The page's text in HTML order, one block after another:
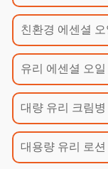
친환경 에센셜
유리 에센셜 오일
대량 유리 크림병
대용량 유리 로션